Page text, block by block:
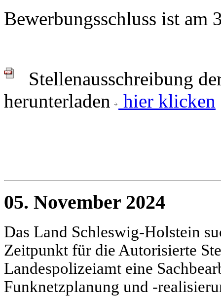
Bewerbungsschluss ist am
Stellenausschreibung
herunterladen
hier klicken
05. November 2024
Das Land Schleswig-Holstein
Zeitpunkt für die Autorisierte
Landespolizeiamt eine
Funknetzplanung und -